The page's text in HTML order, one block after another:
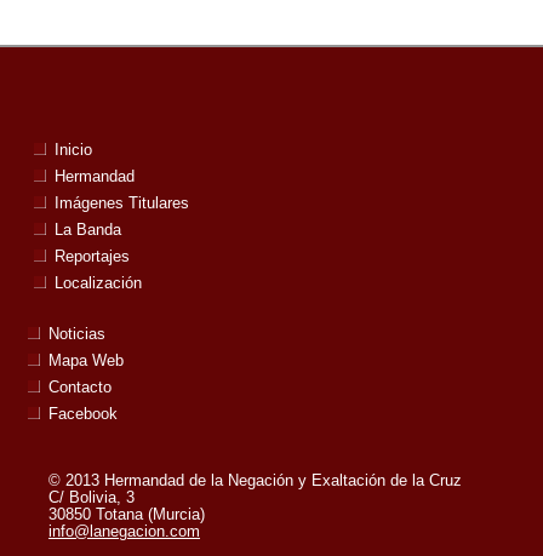
Inicio
Hermandad
Imágenes Titulares
La Banda
Reportajes
Localización
Noticias
Mapa Web
Contacto
Facebook
© 2013 Hermandad de la Negación y Exaltación de la Cruz
C/ Bolivia, 3
30850 Totana (Murcia)
info@lanegacion.com